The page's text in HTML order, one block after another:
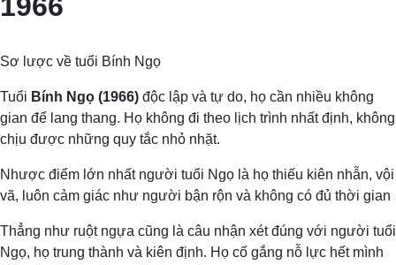
Sơ lược về tuổi Bính Ngọ
Tuổi Bính Ngọ (1966) độc lập và tự do, họ cần nhiều không
gian để lang thang. Họ không đi theo lịch trình nhất định, không
chịu được những quy tắc nhỏ nhặt.
Nhược điểm lớn nhất người tuổi Ngọ là họ thiếu kiên nhẫn, vội
vã, luôn cảm giác như người bận rộn và không có đủ thời gian
Thẳng như ruột ngựa cũng là câu nhận xét đúng với người tuổi
Ngọ, họ trung thành và kiên định. Họ cố gắng nỗ lực hết mình